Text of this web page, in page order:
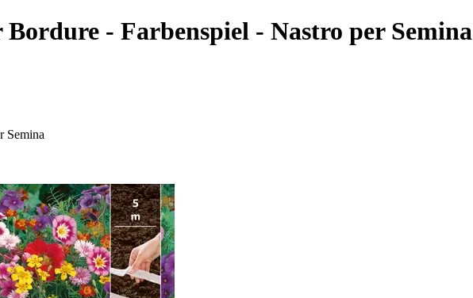
- Farbenspiel - Nastro per Semina
Semina